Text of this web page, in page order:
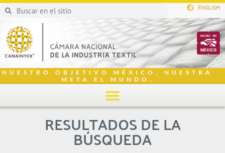
ENGLISH
NUESTRO OBJETIVO MÉXICO, NUESTRA
META EL MUNDO.
RESULTADOS DE LA
BÚSQUEDA